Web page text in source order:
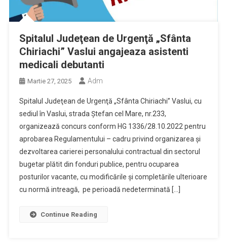
Spitalul Judeţean de Urgenţă „Sfânta
Chiriachi” Vaslui angajeaza asistenti
medicali debutanti
Martie 27, 2025 Adm
Spitalul Judeţean de Urgenţă „Sfânta Chiriachi” Vaslui, cu
sediul în Vaslui, strada Ştefan cel Mare, nr.233,
organizează concurs conform HG 1336/28.10.2022 pentru
aprobarea Regulamentului – cadru privind organizarea şi
dezvoltarea carierei personalului contractual din sectorul
bugetar plătit din fonduri publice, pentru ocuparea
posturilor vacante, cu modificările şi completările ulterioare
cu normă intreagă, pe perioadă nedeterminată […]
Continue Reading